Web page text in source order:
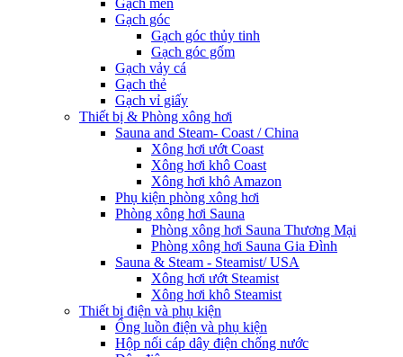
Gạch men
Gạch góc
Gạch góc thủy tinh
Gạch góc gốm
Gạch vảy cá
Gạch thẻ
Gạch vỉ giấy
Thiết bị & Phòng xông hơi
Sauna and Steam- Coast / China
Xông hơi ướt Coast
Xông hơi khô Coast
Xông hơi khô Amazon
Phụ kiện phòng xông hơi
Phòng xông hơi Sauna
Phòng xông hơi Sauna Thương Mại
Phòng xông hơi Sauna Gia Đình
Sauna & Steam - Steamist/ USA
Xông hơi ướt Steamist
Xông hơi khô Steamist
Thiết bị điện và phụ kiện
Ống luồn điện và phụ kiện
Hộp nối cáp dây điện chống nước